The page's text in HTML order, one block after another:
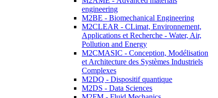
engineering
M2BE - Biomechanical Engineering
M2CLEAR - CLimat, Environnement,
Applications et Recherche - Water, Air,
Pollution and Energy
M2CMASIC - Conception, Modélisation
et Architecture des Systèmes Industriels
Complexes
M2DQ - Dispositif quantique
M2DS - Data Sciences